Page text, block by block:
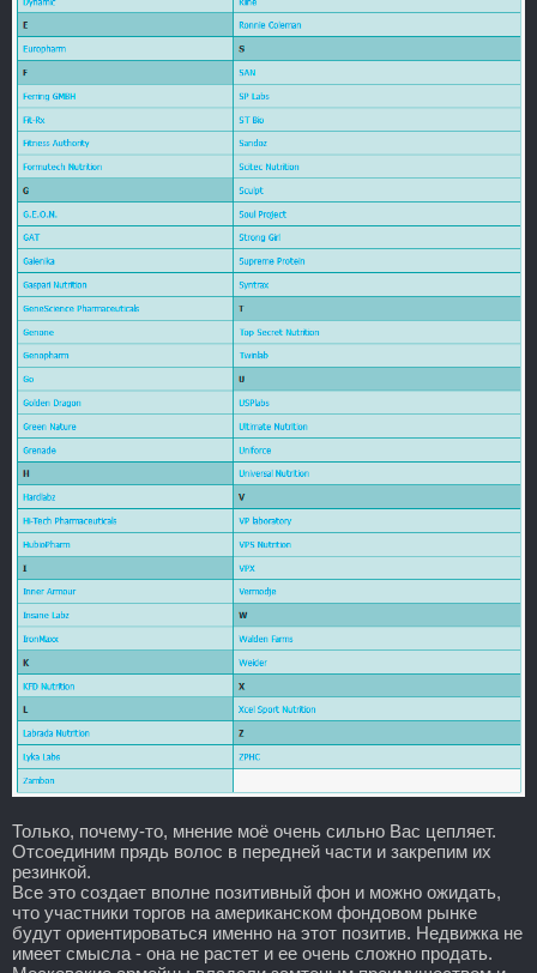
Только, почему-то, мнение моё очень сильно Вас цепляет.
Отсоединим прядь волос в передней части и закрепим их
резинкой.
Все это создает вполне позитивный фон и можно ожидать,
что участники торгов на американском фондовом рынке
будут ориентироваться именно на этот позитив. Недвижка не
имеет смысла - она не растет и ее очень сложно продать.